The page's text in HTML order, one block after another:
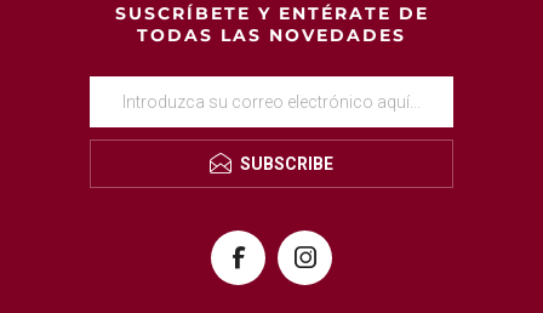
SUSCRÍBETE Y ENTÉRATE DE
TODAS LAS NOVEDADES
SUBSCRIBE